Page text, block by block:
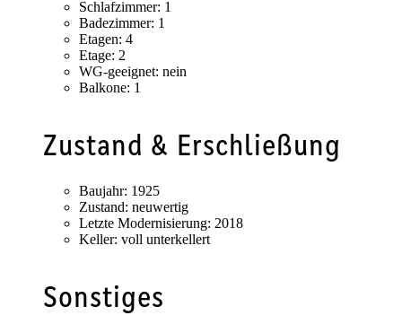
Schlafzimmer: 1
Badezimmer: 1
Etagen: 4
Etage: 2
WG-geeignet: nein
Balkone: 1
Zustand & Erschließung
Baujahr: 1925
Zustand: neuwertig
Letzte Modernisierung: 2018
Keller: voll unterkellert
Sonstiges